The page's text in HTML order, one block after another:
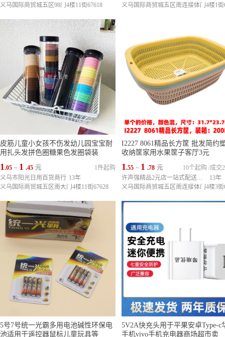
义乌国际商贸城五区98门4楼11街67618
皮筋儿童小女孩不伤发幼儿园宝宝耐
用扎头发拼色圈糖果色发圈袋装
1.05 ~ 1 .45 元
1件起购
义乌市阳光日用百货商行 13年
义乌国际商贸城五区南大门4楼11街67628
I2227 8061精品长方筐 批发简约
收纳筐家用水果筐子客厅3元
1.55 ~ 1 .78 元 成交
10个起购 /
许声强精品2元店一站式配送中心
13年
5号7号统一光霸多用电池碱性环保电
池适用于遥控器鼠标儿童玩具等
5V2A快充头用于平果安卓Type-c
手机vivo手机充电器商场超市卖